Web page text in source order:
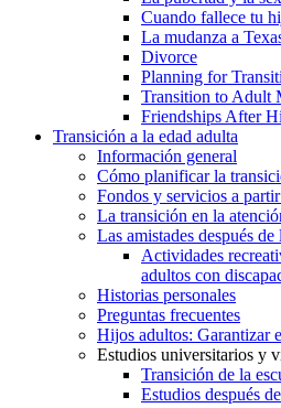
Cuando fallece tu
La mudanza a
Divorce
Planning for
Transition to Adult
Friendships After
Transición a la edad adulta
Información general
Cómo planificar la
Fondos y servicios a
La transición en la
Las amistades después de
Actividades
adultos con
Historias personales
Preguntas frecuentes
Hijos adultos: Garantizar
Estudios universitarios y
Transición de la
Estudios después